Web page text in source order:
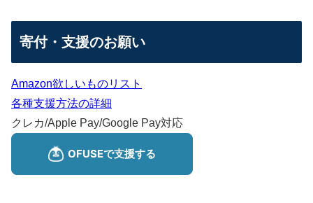
寄付・支援のお願い
Amazon欲しいものリスト
各種支援方法の詳細
クレカ/Apple Pay/Google Pay対応